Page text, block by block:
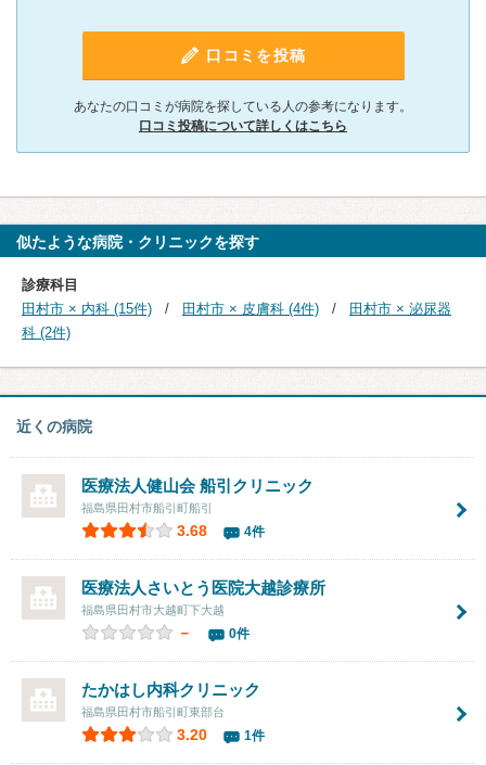
口コミを投稿
あなたの口コミが病院を探している人の参考になります。
口コミ投稿について詳しくはこちら
似たような病院・クリニックを探す
診療科目
田村市 × 内科 (15件)
田村市 × 皮膚科 (4件)
田村市 × 泌尿器
科 (2件)
近くの病院
医療法人健山会船引クリニック
福島県田村市船引町船引
3.68 4件
医療法人さいとう医院大越診療所
福島県田村市大越町下大越
－ 0件
たかはし内科クリニック
福島県田村市船引町東部台
3.20 1件